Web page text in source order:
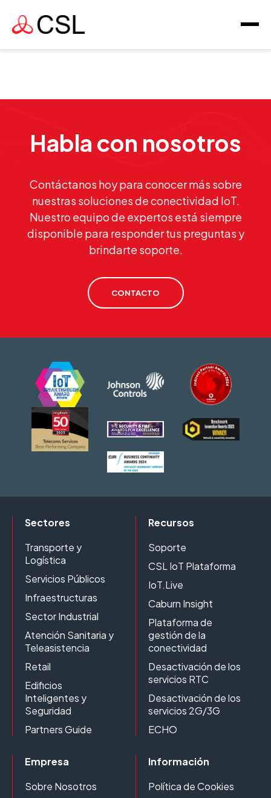
Habla con nosotros
Contáctanos hoy para conocer más sobre
nuestras soluciones de conectividad IoT.
Nuestro equipo de expertos está siempre
disponible para responder tus preguntas y
brindarte soporte.
CONTACTO
Sectores
Transporte y
Logística
Servicios Públicos
Infraestructuras
Sector Industrial
Atención Sanitaria y
Teleasistencia
Retail
Edificios
Inteligentes y
Seguridad
Partners Guide
Recursos
Soporte
CSL IoT Plataforma
IoT.Live
Caburn Insight
Plataforma de
gestión de la
conectividad
Desactivación de los
servicios RTC
Desactivación de los
servicios 2G/3G
ECHO
Empresa
Sobre Nosotros
Información
Política de Cookies